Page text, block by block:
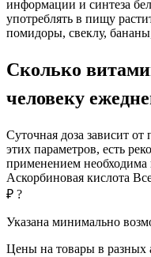
информации и синтеза
употреблять в пищу
помидоры, свеклу,
Сколько
человеку
Суточная доза зависит от
этих параметров, есть
применением необходима
Аскорбиновая кислота
₽ ?
Указана минимально
Цены на товары в разных